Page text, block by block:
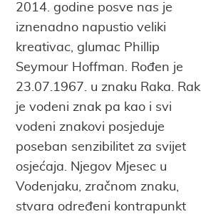
2014. godine posve nas je
iznenadno napustio veliki
kreativac, glumac Phillip
Seymour Hoffman. Rođen je
23.07.1967. u znaku Raka. Rak
je vodeni znak pa kao i svi
vodeni znakovi posjeduje
poseban senzibilitet za svijet
osjećaja. Njegov Mjesec u
Vodenjaku, zračnom znaku,
stvara određeni kontrapunkt